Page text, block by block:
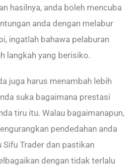
hasilnya, anda boleh mencuba
anda dengan melabur
ingatlah bahawa pelaburan
langkah yang berisiko.
juga harus menambah lebih
suka bagaimana prestasi
tiru itu. Walau bagaimanapun,
pendedahan anda
Sifu Trader dan pastikan
dengan tidak terlalu